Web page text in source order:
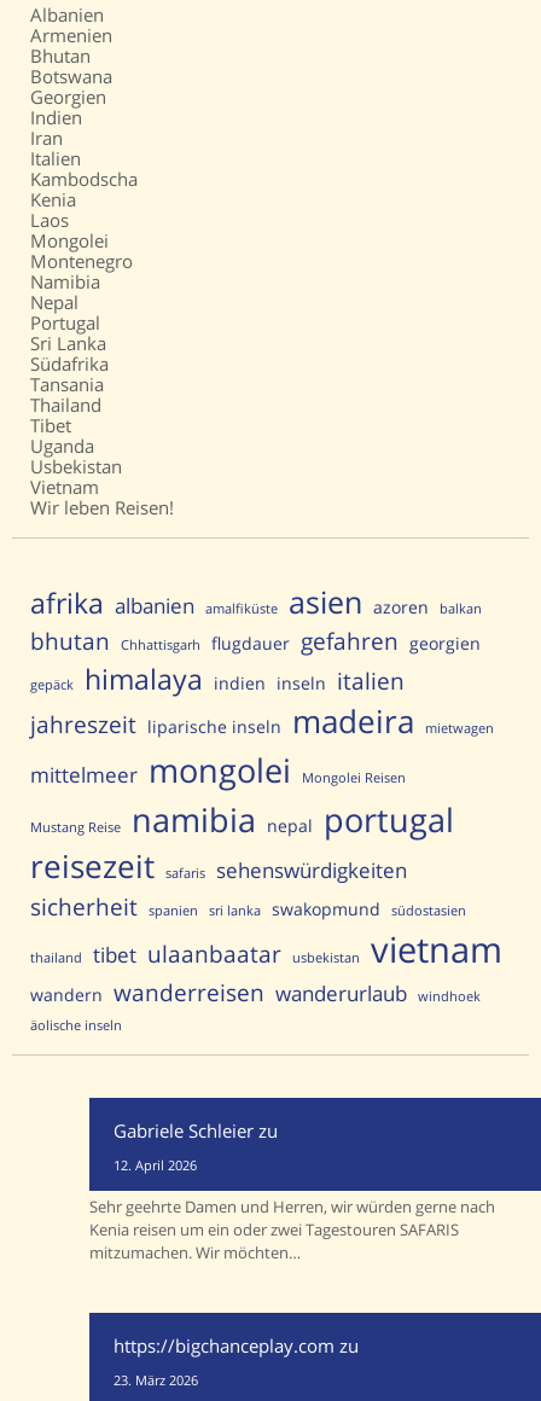
Albanien
Armenien
Bhutan
Botswana
Georgien
Indien
Iran
Italien
Kambodscha
Kenia
Laos
Mongolei
Montenegro
Namibia
Nepal
Portugal
Sri Lanka
Südafrika
Tansania
Thailand
Tibet
Uganda
Usbekistan
Vietnam
Wir leben Reisen!
afrika albanien amalfiküste asien azoren balkan
bhutan Chhattisgarh flugdauer gefahren georgien
gepäck himalaya indien inseln italien
jahreszeit liparische inseln madeira mietwagen
mittelmeer mongolei Mongolei Reisen
Mustang Reise namibia nepal portugal
reisezeit safaris sehenswürdigkeiten
sicherheit spanien sri lanka swakopmund südostasien
thailand tibet ulaanbaatar usbekistan vietnam
wandern wanderreisen wanderurlaub
windhoek
äolische inseln
Gabriele Schleierzu
12. April 2026
Sehr geehrte Damen und Herren, wir würden gerne nach
Kenia reisen um ein oder zwei Tagestouren SAFARIS
mitzumachen. Wir möchten…
https://bigchanceplay.com zu
Mongolei-Reisen?
23. März 2026